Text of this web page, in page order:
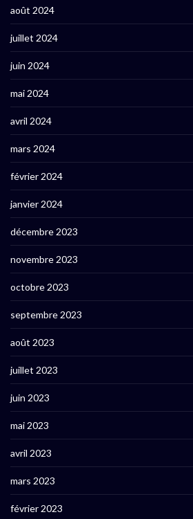
août 2024
juillet 2024
juin 2024
mai 2024
avril 2024
mars 2024
février 2024
janvier 2024
décembre 2023
novembre 2023
octobre 2023
septembre 2023
août 2023
juillet 2023
juin 2023
mai 2023
avril 2023
mars 2023
février 2023